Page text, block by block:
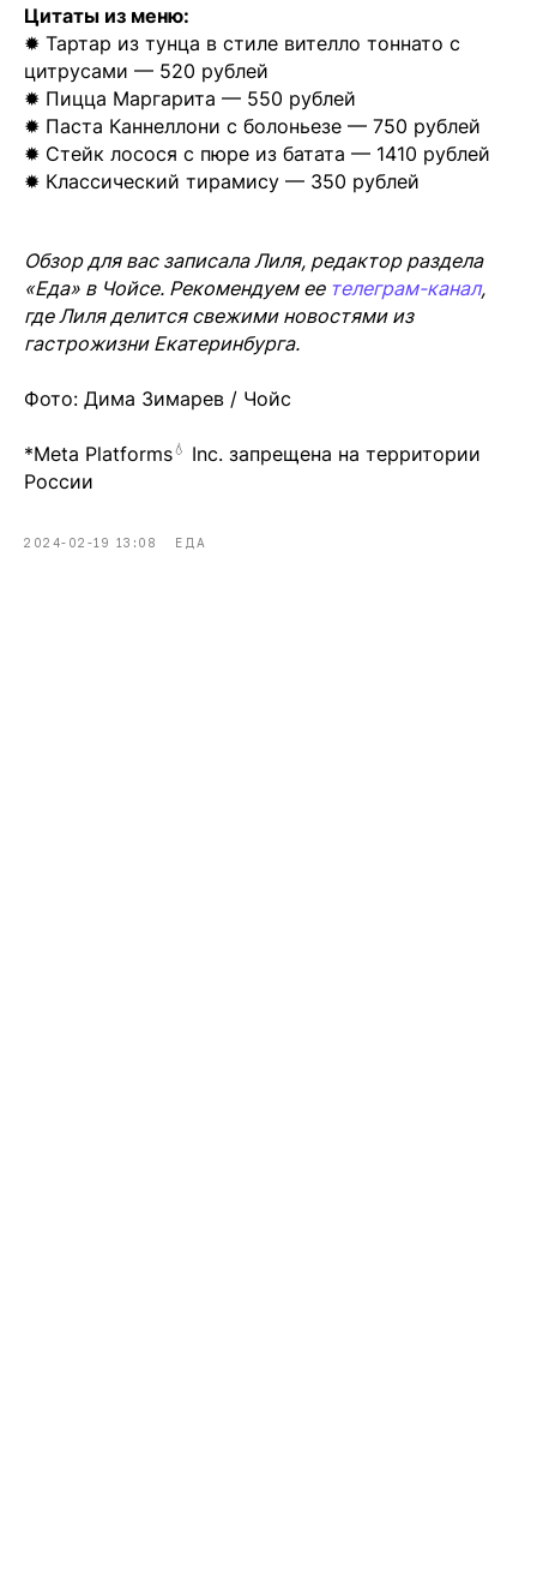
Цитаты из меню:
✹ Тартар из тунца в стиле вителло тоннато с
цитрусами — 520 рублей
✹ Пицца Маргарита — 550 рублей
✹ Паста Каннеллони с болоньезе — 750 рублей
✹ Стейк лосося с пюре из батата — 1410 рублей
✹ Классический тирамису — 350 рублей
Обзор для вас записала Лиля, редактор раздела
«Еда» в Чойсе. Рекомендуем ее телеграм-канал,
где Лиля делится свежими новостями из
гастрожизни Екатеринбурга.
Фото: Дима Зимарев / Чойс
*Meta Platforms💧
Inc. запрещена на территории
России
2024-02-19 13:08 ЕДА
*Instagram 💧
Platforms💧Inc. запрещено
на территории России
Политика конфиденциальности